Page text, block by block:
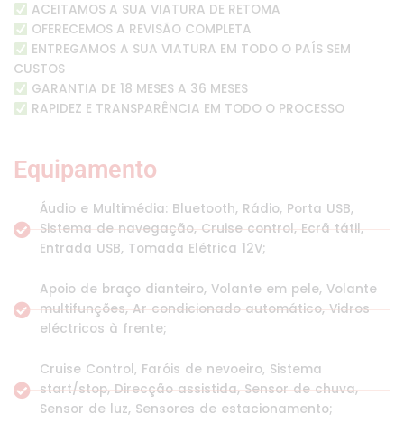
ACEITAMOS A SUA VIATURA DE RETOMA
OFERECEMOS A REVISÃO COMPLETA
ENTREGAMOS A SUA VIATURA EM TODO O PAÍS SEM
CUSTOS
GARANTIA DE 18 MESES A 36 MESES
RAPIDEZ E TRANSPARÊNCIA EM TODO O PROCESSO
Equipamento
Áudio e Multimédia: Bluetooth, Rádio, Porta USB,
Sistema de navegação, Cruise control, Ecrã tátil,
Entrada USB, Tomada Elétrica 12V;
Apoio de braço dianteiro, Volante em pele, Volante
multifunções, Ar condicionado automático, Vidros
eléctricos à frente;
Cruise Control, Faróis de nevoeiro, Sistema
start/stop, Direcção assistida, Sensor de chuva,
Sensor de luz, Sensores de estacionamento;